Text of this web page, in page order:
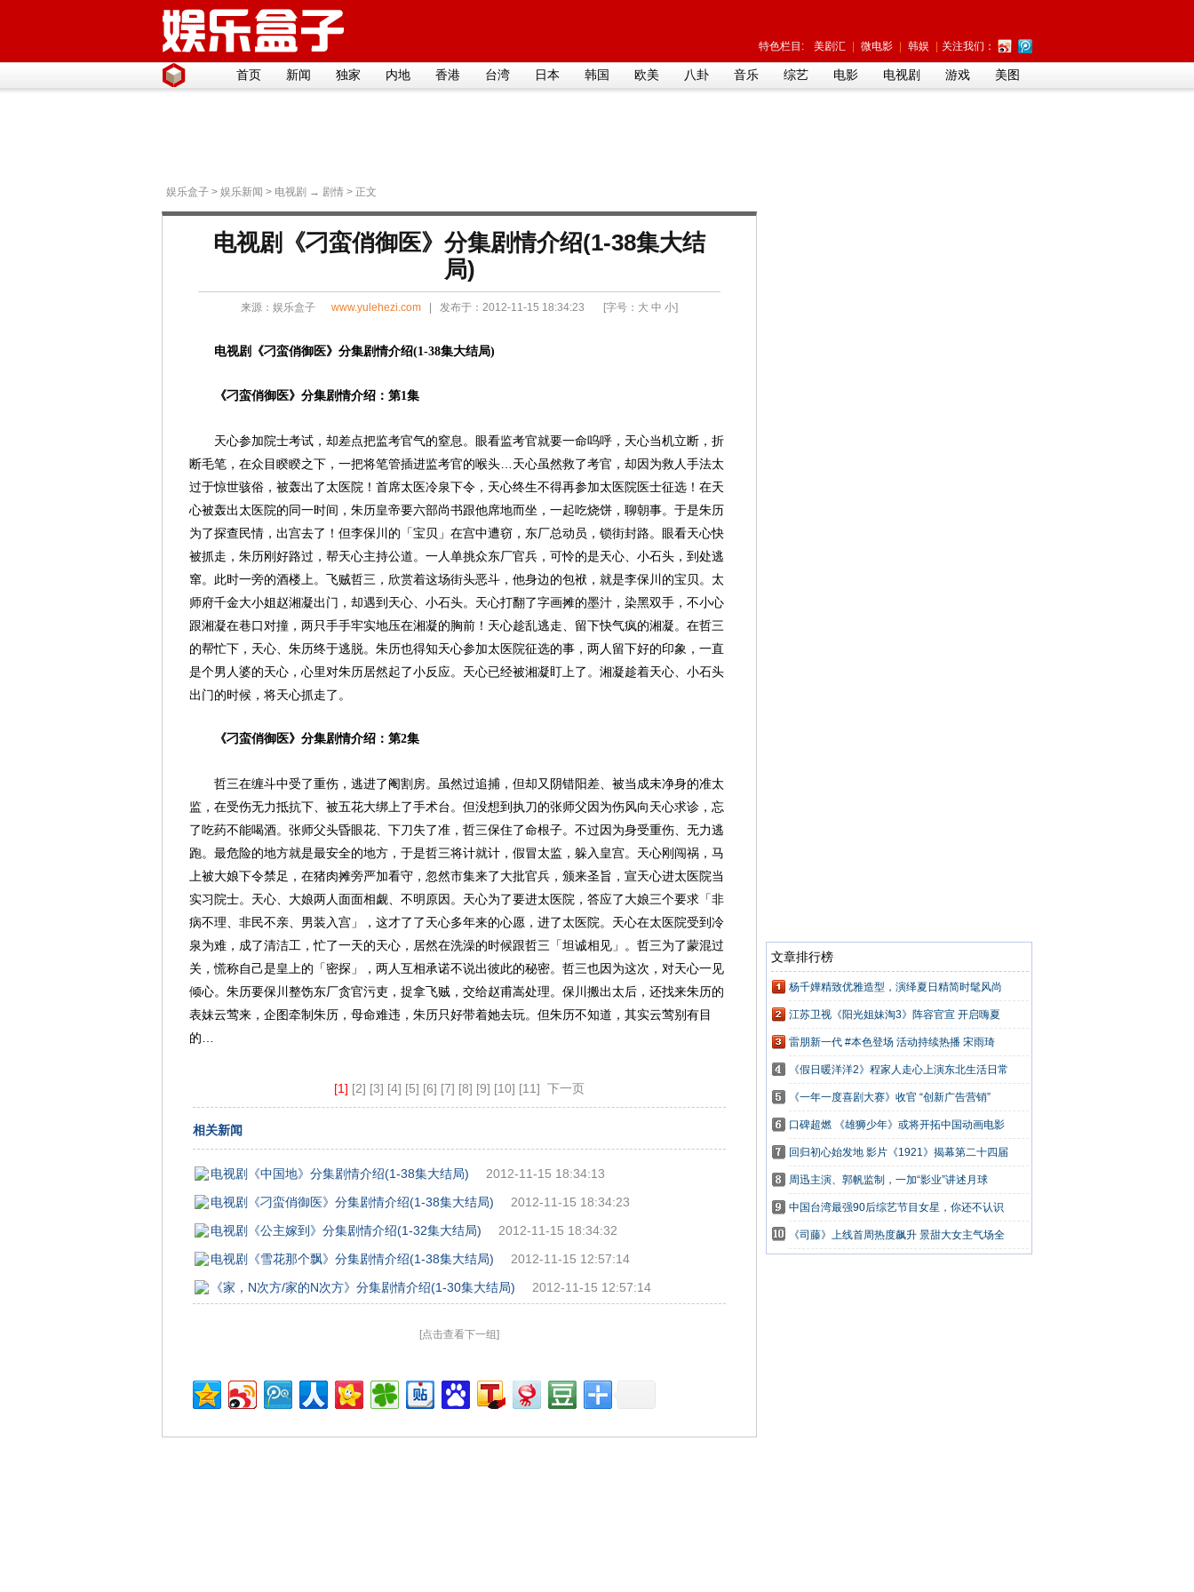
特色栏目: 美剧汇 微电影 韩娱 关注我们：
首页 新闻 独家 内地 香港 台湾 日本 韩国 欧美 八卦 音乐 综艺 电影 电视剧 游戏 美图
娱乐盒子 > 娱乐新闻 > 电视剧 → 剧情 > 正文
电视剧《刁蛮俏御医》分集剧情介绍(1-38集大结
局)
来源： 娱乐盒子 www.yulehezi.com | 发布于：2012-11-15 18:34:23 [字号： 大 中 小]
电视剧《刁蛮俏御医》分集剧情介绍(1-38集大结局)
《刁蛮俏御医》分集剧情介绍：第1集
天心参加院士考试，却差点把监考官气的窒息。眼看监考官就要一命呜呼，天心当机立断，折
断毛笔，在众目睽睽之下，一把将笔管插进监考官的喉头…天心虽然救了考官，却因为救人手法太
过于惊世骇俗，被轰出了太医院！首席太医冷泉下令，天心终生不得再参加太医院医士征选！在天
心被轰出太医院的同一时间，朱历皇帝要六部尚书跟他席地而坐，一起吃烧饼，聊朝事。于是朱历
为了探查民情，出宫去了！但李保川的「宝贝」在宫中遭窃，东厂总动员，锁街封路。眼看天心快
被抓走，朱历刚好路过，帮天心主持公道。一人单挑众东厂官兵，可怜的是天心、小石头，到处逃
窜。此时一旁的酒楼上。飞贼哲三，欣赏着这场街头恶斗，他身边的包袱，就是李保川的宝贝。太
师府千金大小姐赵湘凝出门，却遇到天心、小石头。天心打翻了字画摊的墨汁，染黑双手，不小心
跟湘凝在巷口对撞，两只手手牢实地压在湘凝的胸前！天心趁乱逃走、留下快气疯的湘凝。在哲三
的帮忙下，天心、朱历终于逃脱。朱历也得知天心参加太医院征选的事，两人留下好的印象，一直
是个男人婆的天心，心里对朱历居然起了小反应。天心已经被湘凝盯上了。湘凝趁着天心、小石头
出门的时候，将天心抓走了。
《刁蛮俏御医》分集剧情介绍：第2集
哲三在缠斗中受了重伤，逃进了阉割房。虽然过追捕，但却又阴错阳差、被当成未净身的准太
监，在受伤无力抵抗下、被五花大绑上了手术台。但没想到执刀的张师父因为伤风向天心求诊，忘
了吃药不能喝酒。张师父头昏眼花、下刀失了准，哲三保住了命根子。不过因为身受重伤、无力逃
跑。最危险的地方就是最安全的地方，于是哲三将计就计，假冒太监，躲入皇宫。天心刚闯祸，马
上被大娘下令禁足，在猪肉摊旁严加看守，忽然市集来了大批官兵，颁来圣旨，宣天心进太医院当
实习院士。天心、大娘两人面面相觑、不明原因。天心为了要进太医院，答应了大娘三个要求「非
病不理、非民不亲、男装入宫」，这才了了天心多年来的心愿，进了太医院。天心在太医院受到冷
泉为难，成了清洁工，忙了一天的天心，居然在洗澡的时候跟哲三「坦诚相见」。哲三为了蒙混过
关，慌称自己是皇上的「密探」，两人互相承诺不说出彼此的秘密。哲三也因为这次，对天心一见
倾心。朱历要保川整饬东厂贪官污吏，捉拿飞贼，交给赵甫嵩处理。保川搬出太后，还找来朱历的
表妹云莺来，企图牵制朱历，母命难违，朱历只好带着她去玩。但朱历不知道，其实云莺别有目
的…
[1] [2] [3] [4] [5] [6] [7] [8] [9] [10] [11] 下一页
相关新闻
电视剧《中国地》分集剧情介绍(1-38集大结局)
2012-11-15 18:34:13
电视剧《刁蛮俏御医》分集剧情介绍(1-38集大结局)
2012-11-15 18:34:23
电视剧《公主嫁到》分集剧情介绍(1-32集大结局)
2012-11-15 18:34:32
电视剧《雪花那个飘》分集剧情介绍(1-38集大结局)
2012-11-15 12:57:14
《家，N次方/家的N次方》分集剧情介绍(1-30集大结局)
2012-11-15 12:57:14
[点击查看下一组]